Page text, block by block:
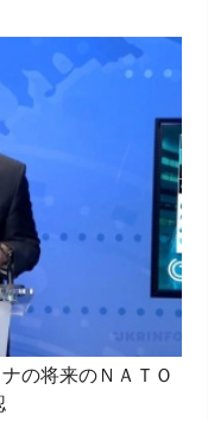
の将来のＮＡＴＯ